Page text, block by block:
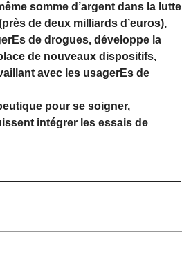
somme d’argent dans la lutte
de deux milliards d’euros),
de drogues, développe la
de nouveaux dispositifs,
avec les usagerEs de
pour se soigner,
intégrer les essais de